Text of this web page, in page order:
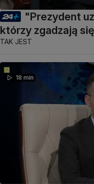
"Prezydent
którzy zgadzają
TAK JEST
18 min